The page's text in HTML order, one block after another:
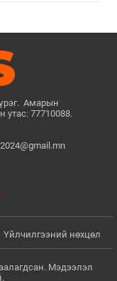
Амарын
утас: 77710088.
Үйлчилгээний нөхцөл
Мэдээлэл